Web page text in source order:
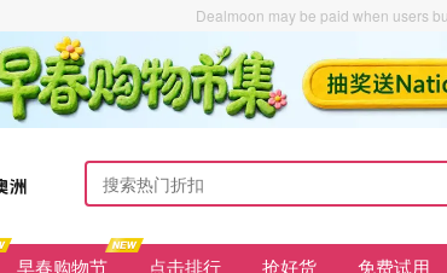
Dealmoon may be paid when users
早春购物节 点击排行 抢好货 免费试用